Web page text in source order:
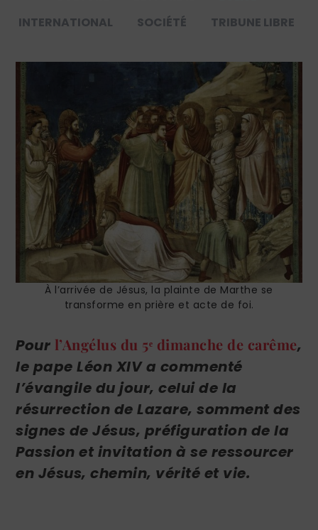
INTERNATIONAL
SOCIÉTÉ TRIBUNE LIBRE
À l’arrivée de Jésus, la plainte de Marthe se
transforme en prière et acte de foi.
Pour l’Angélus du 5ᵉ dimanche de carême,
le pape Léon XIV a commenté
l’évangile du jour, celui de la
résurrection de Lazare, somment des
signes de Jésus, préfiguration de la
Passion et invitation à se ressourcer
en Jésus, chemin, vérité et vie.